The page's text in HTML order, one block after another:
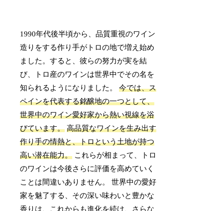
1990年代後半頃から、品質重視のワイン
造りをする作り手がトロの地で増え始め
ました。すると、彼らの努力が実を結
び、トロ産のワインは世界中でその名を
知られるようになりました。今では、ス
ペインを代表する銘醸地の一つとして、
世界中のワイン愛好家から熱い視線を浴
びています。 高品質なワインを生み出す
作り手の情熱と、トロという土地が持つ
高い潜在能力。 これらが相まって、トロ
のワインは今後さらに評価を高めていく
ことは間違いありません。 世界中の愛好
家を魅了する、その深い味わいと豊かな
香りは、これからも進化を続け、さらな